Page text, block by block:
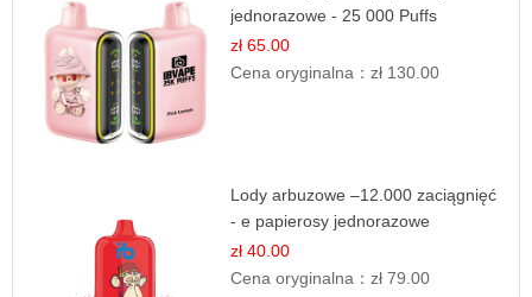
jednorazowe - 25 000 Puffs
zł 65.00
Cena oryginalna：zł 130.00
Lody arbuzowe –12.000 zaciągnięć
- e papierosy jednorazowe
zł 40.00
Cena oryginalna：zł 79.00